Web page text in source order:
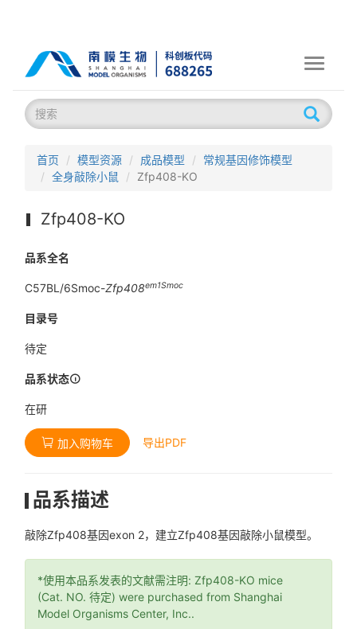
Toggle
首页 模型资源 成品模型
常规基因修饰模型
全身敲除小鼠
Zfp408-KO
Zfp408-KO
品系全名
C57BL/6Smoc-Zfp408em1Smoc
目录号
待定
品系状态
在研
加入购物车 导出PDF
品系描述
敲除Zfp408基因exon 2，建立Zfp408基因敲除小鼠模型。
*使用本品系发表的文献需注明: Zfp408-KO mice
(Cat. NO. 待定) were purchased from Shanghai
Model Organisms Center, Inc..